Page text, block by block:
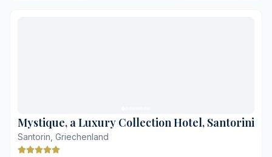
Mystique, a Luxury Collection Hotel, Santorini
Santorin, Griechenland